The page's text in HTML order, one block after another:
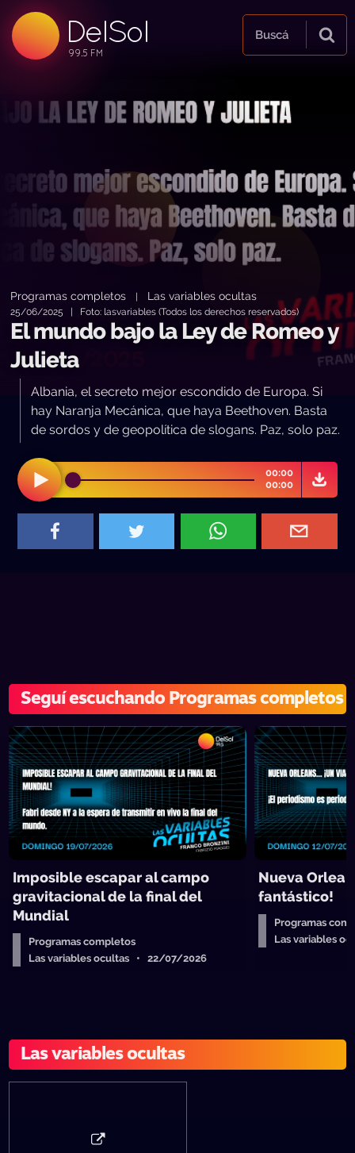
DelSol
99.5 FM
99.5 FM
99.5 FM
Buscá
Programas completos Las variables ocultas
25/06/2025 | Foto: lasvariables (Todos los derechos reservados)
El mundo bajo la Ley de Romeo y
Julieta
Albania, el secreto mejor escondido de Europa. Si
hay Naranja Mecánica, que haya Beethoven. Basta
de sordos y de geopolítica de slogans. Paz, solo paz.
00:00
00:00
Seguí escuchando Programas completos
Imposible escapar al campo
gravitacional de la final del
Mundial
Programas completos
Las variables ocultas • 22/07/2026
Nueva
fantástico!
Programas
Las variables
Las variables ocultas